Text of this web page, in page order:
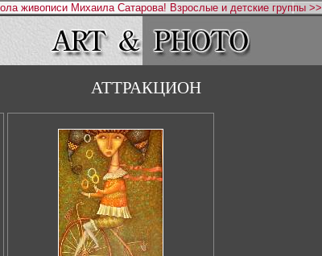
живописи Михаила Сатарова! Взрослые и детские группы >>
АТТРАКЦИОН